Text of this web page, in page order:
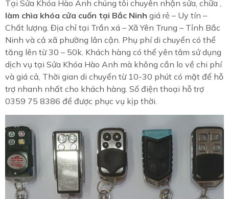
Tại Sửa Khóa Hào Anh chúng tôi chuyên nhận sửa, chữa ,
làm chìa khóa cửa cuốn tại Bắc Ninh giá rẻ – Uy tín –
Chất lượng. Địa chỉ tại Trần xá – Xã Yên Trung – Tỉnh Bắc
Ninh và cả xã phường lân cận. Phụ phí di chuyển có thể
tăng lên từ 30 – 50k. Khách hàng có thể yên tâm sử dụng
dịch vụ tại Sửa Khóa Hào Anh mà không cần lo về chi phí
và giá cả, Thời gian di chuyển từ 10-30 phút có mặt để hỗ
trợ nhanh nhất cho khách hàng. Số điện thoại hỗ trợ
0359 75 8386 để được phục vụ kịp thời.